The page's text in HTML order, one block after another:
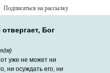
Подписаться на рассылку
Бог
уже не может ни
ни осуждать его, ни